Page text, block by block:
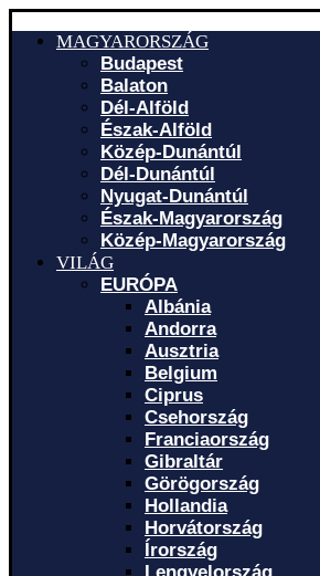
MAGYARORSZÁG
Budapest
Balaton
Dél-Alföld
Észak-Alföld
Közép-Dunántúl
Dél-Dunántúl
Nyugat-Dunántúl
Észak-Magyarország
Közép-Magyarország
VILÁG
EURÓPA
Albánia
Andorra
Ausztria
Belgium
Ciprus
Csehország
Franciaország
Gibraltár
Görögország
Hollandia
Horvátország
Írország